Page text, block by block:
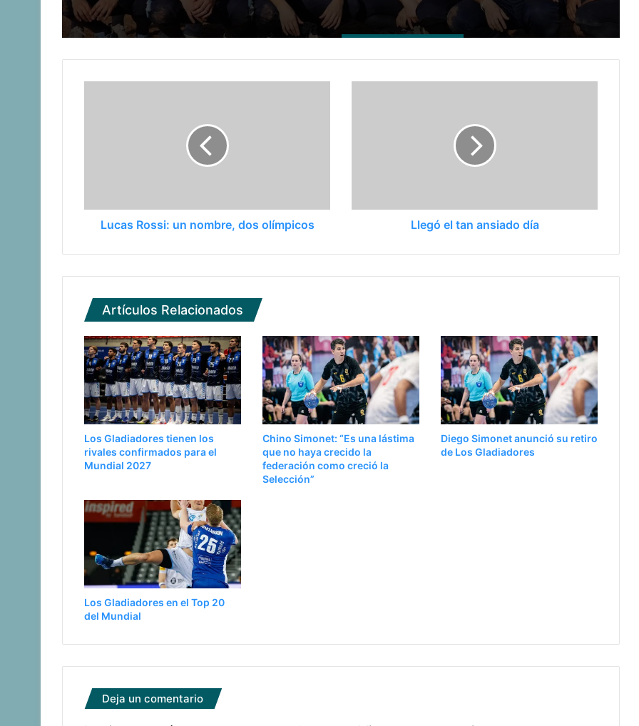
Lucas Rossi: un nombre, dos olímpicos Llegó el tan ansiado día
Artículos Relacionados
Los Gladiadores tienen los
rivales confirmados para el
Mundial 2027
Chino Simonet: “Es una lástima
que no haya crecido la
federación como creció la
Selección”
Diego Simonet anunció su retiro
de Los Gladiadores
Los Gladiadores en el Top 20
del Mundial
Deja un comentario